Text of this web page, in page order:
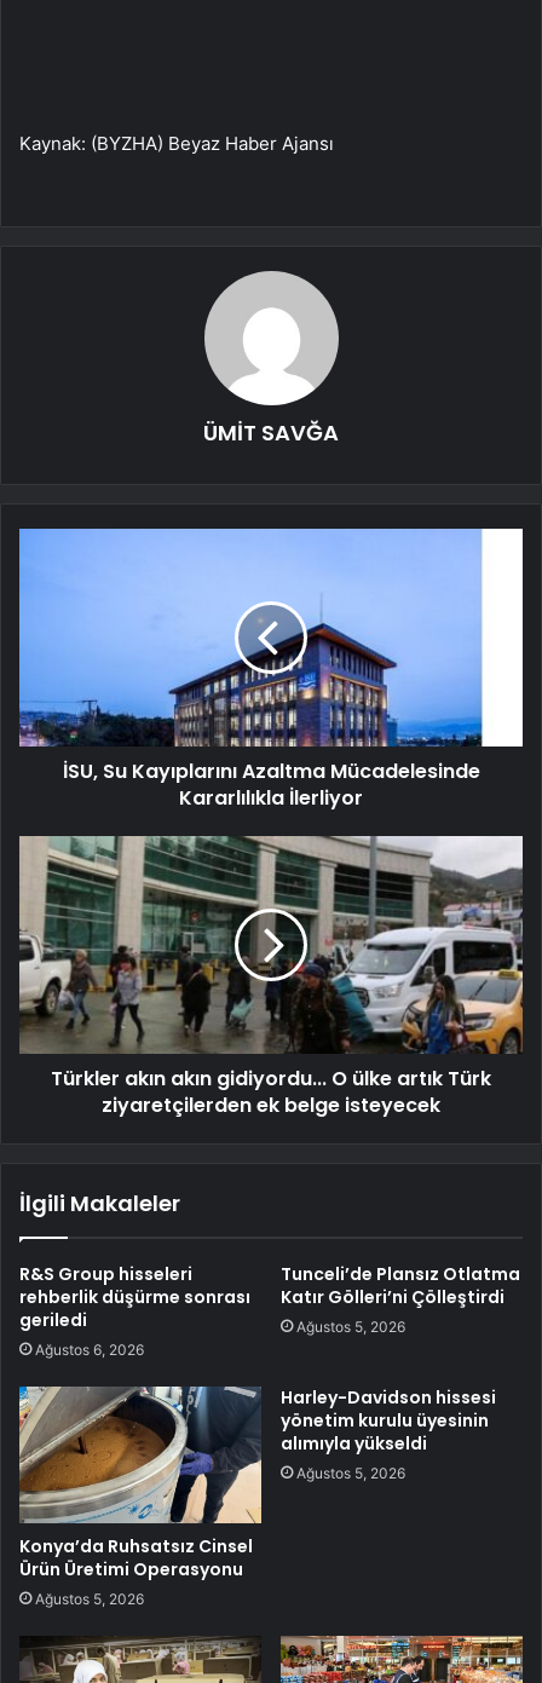
Kaynak: (BYZHA) Beyaz Haber Ajansı
ÜMİT SAVĞA
İSU, Su Kayıplarını Azaltma Mücadelesinde
Kararlılıkla İlerliyor
Türkler akın akın gidiyordu... O ülke artık Türk
ziyaretçilerden ek belge isteyecek
İlgili Makaleler
R&S Group hisseleri
rehberlik düşürme sonrası
geriledi
Ağustos 6, 2026
Tunceli’de Plansız Otlatma
Katır Gölleri’ni Çölleştirdi
Ağustos 5, 2026
Konya’da Ruhsatsız Cinsel
Ürün Üretimi Operasyonu
Ağustos 5, 2026
Harley-Davidson hissesi
yönetim kurulu üyesinin
alımıyla yükseldi
Ağustos 5, 2026